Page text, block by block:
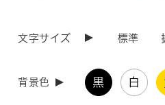
文字サイズ 標準
背景色 黒 白
る市場調査について
本市では、スポーツ文化の発展と継